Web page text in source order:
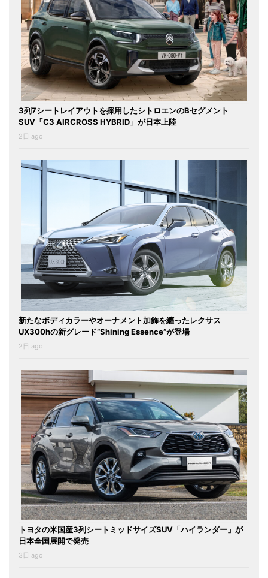
3列7シートレイアウトを採用したシトロエンのBセグメント
SUV「C3 AIRCROSS HYBRID」が日本上陸
2日 ago
新たなボディカラーやオーナメント加飾を纏ったレクサス
UX300hの新グレード“Shining Essence”が登場
2日 ago
トヨタの米国産3列シートミッドサイズSUV「ハイランダー」が
日本全国展開で発売
3日 ago